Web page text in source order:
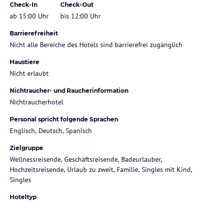
Check-In
ab 15:00 Uhr
Check-Out
bis 12:00 Uhr
Barrierefreiheit
Nicht alle Bereiche des Hotels sind barrierefrei zugänglich
Haustiere
Nicht erlaubt
Nichtraucher- und Raucherinformation
Nichtraucherhotel
Personal spricht folgende Sprachen
Englisch, Deutsch, Spanisch
Zielgruppe
Wellnessreisende, Geschäftsreisende, Badeurlauber,
Hochzeitsreisende, Urlaub zu zweit, Familie, Singles mit Kind,
Singles
Hoteltyp